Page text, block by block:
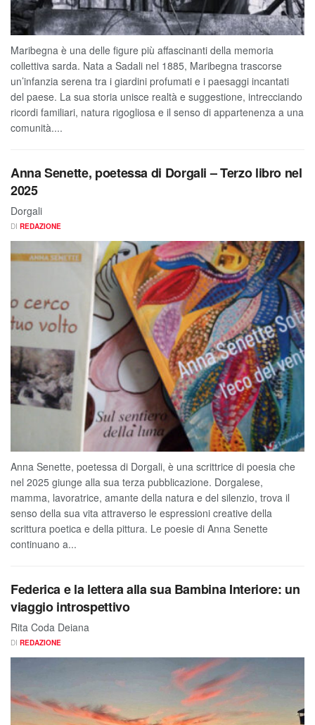
Maribegna è una delle figure più affascinanti della memoria
collettiva sarda. Nata a Sadali nel 1885, Maribegna trascorse
un’infanzia serena tra i giardini profumati e i paesaggi incantati
del paese. La sua storia unisce realtà e suggestione, intrecciando
ricordi familiari, natura rigogliosa e il senso di appartenenza a una
comunità....
Anna Senette, poetessa di Dorgali – Terzo libro nel
2025
Dorgali
DI REDAZIONE
Anna Senette, poetessa di Dorgali, è una scrittrice di poesia che
nel 2025 giunge alla sua terza pubblicazione. Dorgalese,
mamma, lavoratrice, amante della natura e del silenzio, trova il
senso della sua vita attraverso le espressioni creative della
scrittura poetica e della pittura. Le poesie di Anna Senette
continuano a...
Federica e la lettera alla sua Bambina Interiore: un
viaggio introspettivo
Rita Coda Deiana
DI REDAZIONE